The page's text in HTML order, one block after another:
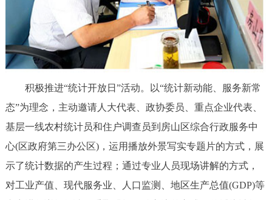
积极推进“统计开放日”活动。以“统计新动能、服务新常
态”为理念，主动邀请人大代表、政协委员、重点企业代表、
基层一线农村统计员和住户调查员到房山区综合行政服务中
心(区政府第三办公区)，运用播放外景写实专题片的方式，展
示了统计数据的产生过程；通过专业人员现场讲解的方式，
对工业产值、现代服务业、人口监测、地区生产总值(GDP)等